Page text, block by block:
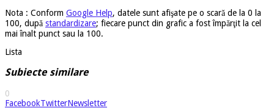
Nota : Conform Google Help, datele sunt afişate pe o scară de la 0 la
100, după standardizare; fiecare punct din grafic a fost împărţit la cel
mai înalt punct sau la 100.
Lista
Subiecte similare
0
FacebookTwitterNewsletter